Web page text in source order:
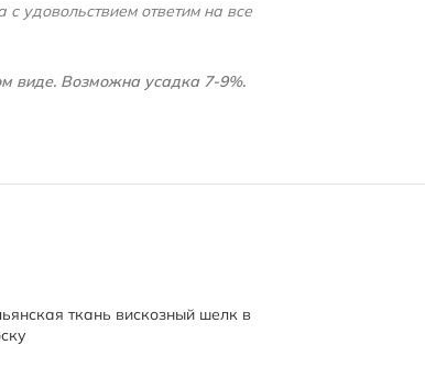
удовольствием ответим на все
виде. Возможна усадка 7-9%.
ткань вискозный шелк в